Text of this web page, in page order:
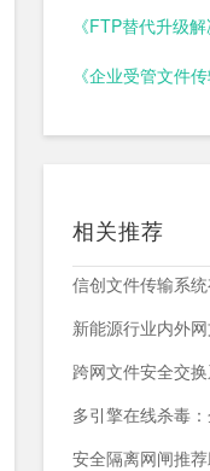
《FTP替代升级解
《企业受管文件
相关推荐